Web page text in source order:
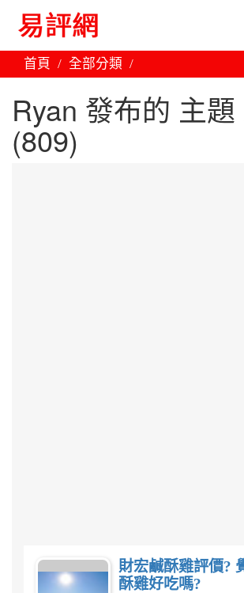
首頁 全部分類
Ryan 發布的 主
(809)
財宏鹹酥雞評價?
酥雞好吃嗎?